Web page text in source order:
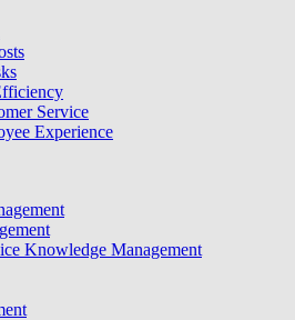
Service
Experience
Knowledge Management